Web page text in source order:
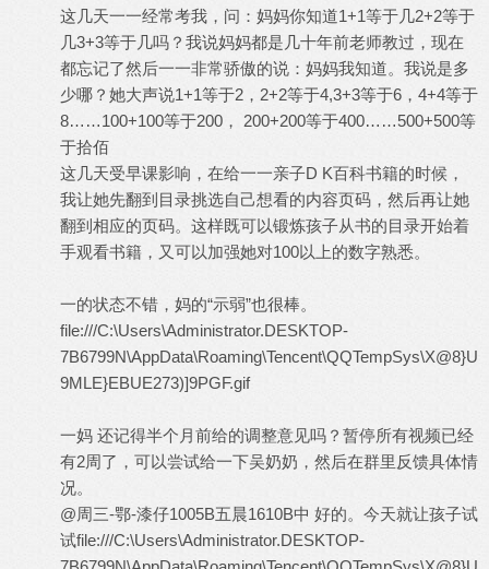
这几天一一经常考我，问：妈妈你知道1+1等于几2+2等于
几3+3等于几吗？我说妈妈都是几十年前老师教过，现在
都忘记了然后一一非常骄傲的说：妈妈我知道。我说是多
少哪？她大声说1+1等于2，2+2等于4,3+3等于6，4+4等于
8……100+100等于200， 200+200等于400……500+500等
于拾佰
这几天受早课影响，在给一一亲子D K百科书籍的时候，
我让她先翻到目录挑选自己想看的内容页码，然后再让她
翻到相应的页码。这样既可以锻炼孩子从书的目录开始着
手观看书籍，又可以加强她对100以上的数字熟悉。
一的状态不错，妈的“示弱”也很棒。
file:///C:\Users\Administrator.DESKTOP-
7B6799N\AppData\Roaming\Tencent\QQTempSys\X@8}U
9MLE}EBUE273)]9PGF.gif
一妈 还记得半个月前给的调整意见吗？暂停所有视频已经
有2周了，可以尝试给一下吴奶奶，然后在群里反馈具体情
况。
@周三-鄂-漆仔1005B五晨1610B中 好的。今天就让孩子试
试file:///C:\Users\Administrator.DESKTOP-